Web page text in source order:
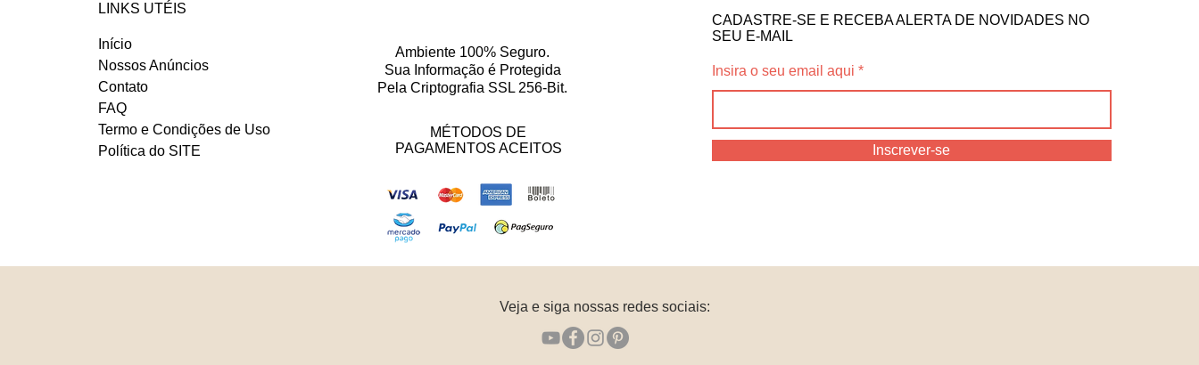
LINKS UTÉIS
Início
Nossos Anúncios
Contato
FAQ
Termo e Condições de Uso
Política do SITE
Ambiente 100% Seguro.
Sua Informação é Protegida
Pela Criptografia SSL 256-Bit.
MÉTODOS DE
PAGAMENTOS ACEITOS
CADASTRE-SE E RECEBA ALERTA DE NOVIDADES NO
SEU E-MAIL
Insira o seu email aqui
Inscrever-se
Veja e siga nossas redes sociais: